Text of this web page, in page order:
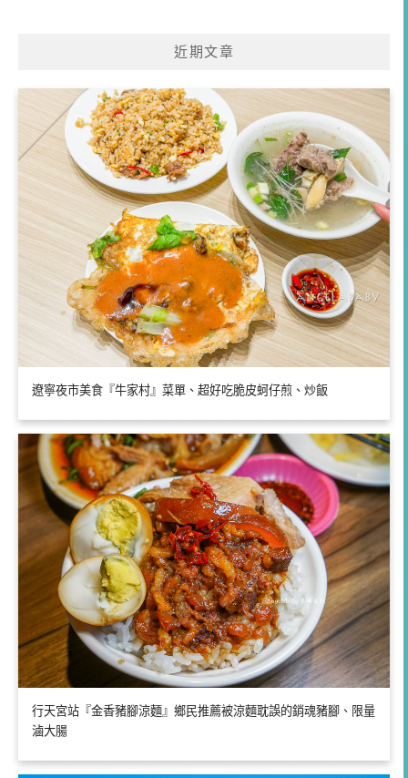
近期文章
遼寧夜市美食『牛家村』菜單、超好吃脆皮蚵仔煎、炒飯
行天宮站『金香豬腳涼麵』鄉民推薦被涼麵耽誤的銷魂豬腳、限量
滷大腸